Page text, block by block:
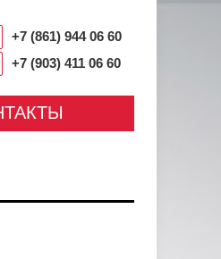
+7 (861) 944 06 60
+7 (903) 411 06 60